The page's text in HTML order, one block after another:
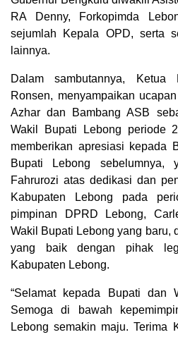
RA Denny, Forkopimda
sejumlah Kepala OPD, serta
lainnya.
Dalam sambutannya,
Ronsen, menyampaikan
Azhar dan Bambang ASB
Wakil Bupati Lebong periode
memberikan apresiasi kepada
Bupati Lebong
Fahrurozi atas dedikasi dan
Kabupaten Lebong pada
pimpinan DPRD Lebong,
Wakil Bupati Lebong yang baru,
yang baik dengan pihak
Kabupaten Lebong.
“Selamat kepada Bupati dan
Semoga di bawah
Lebong semakin maju. Terima